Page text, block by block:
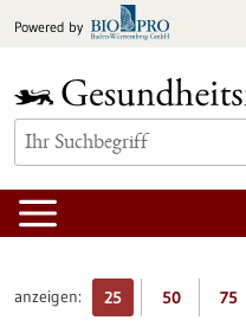
Inhalt
Powered by
anzeigen: 25 50 75